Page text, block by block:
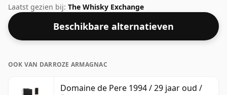
Laatst gezien bij: The Whisky Exchange
Beschikbare alternatieven
OOK VAN DARROZE ARMAGNAC
Domaine de Pere 1994 / 29 jaar oud /